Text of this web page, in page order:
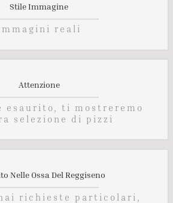
Stile Immagine
reali
Attenzione
esaurito, ti mostreremo
selezione di pizzi
Nelle Ossa Del Reggiseno
richieste particolari,